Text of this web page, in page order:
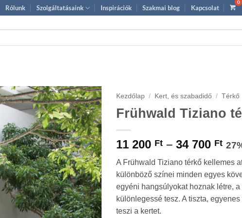
Rólunk Szolgáltatásaink Inspirációk Szakmai blog Kapcsolat
Kezdőlap / Kert, és szabadidő / Térkő
Frühwald Tiziano
11 200 Ft – 34 700 Ft
-
34
A Frühwald Tiziano térkő kellemes
különböző színei minden egyes
egyéni hangsúlyokat hoznak létre,
különlegessé tesz. A tiszta,
teszi a kertet.